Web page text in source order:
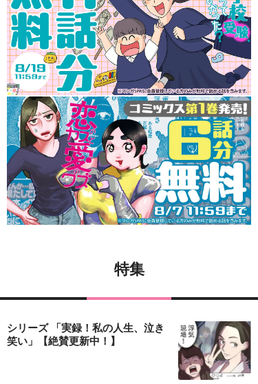
特集
シリーズ 「実録！私の人生、泣き
笑い」【絶賛更新中！】